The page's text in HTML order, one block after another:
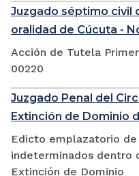
Juzgado séptimo civil
oralidad de Cúcuta -
Acción de Tutela
00220
Juzgado Penal del
Extinción de Dominio
Edicto emplazatorio
indeterminados dentro
Extinción de Dominio